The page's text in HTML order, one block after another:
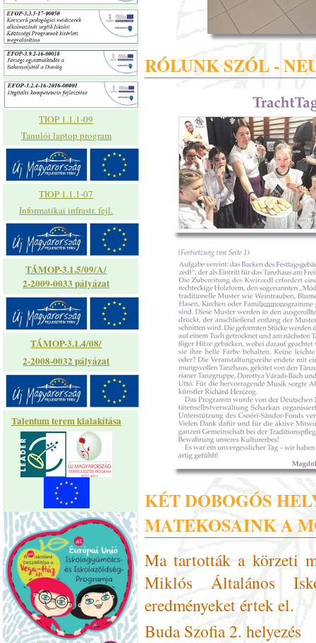
TIOP 1.1.1-09
Tanulói laptop program
TIOP 1.1.1-07
Informatikai infrastr. fejl.
TÁMOP-3.1.5/09/A/
2-2009-0033 pályázat
TÁMOP-3.1.4/08/
2-2008-0032 pályázat
Talentum terem kialakítása
RÓLUNK SZÓL -
KÉT DOBOGÓS
MATEKOSAINK A
Ma tartották a körzeti
Miklós Általános
eredményeket értek el.
Buda Szofia 2. helyezés